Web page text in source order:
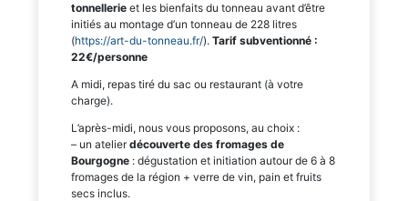
tonnellerie et les bienfaits du tonneau avant d’être
initiés au montage d’un tonneau de 228 litres
(https://art-du-tonneau.fr/). Tarif subventionné :
22€/personne
A midi, repas tiré du sac ou restaurant (à votre
charge).
L’après-midi, nous vous proposons, au choix :
– un atelierdécouverte des fromages de
Bourgogne : dégustation et initiation autour de 6 à 8
fromages de la région + verre de vin, pain et fruits
secs inclus.